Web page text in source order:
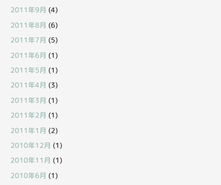
2011年9月 (4)
2011年8月 (6)
2011年7月 (5)
2011年6月 (1)
2011年5月 (1)
2011年4月 (3)
2011年3月 (1)
2011年2月 (1)
2011年1月 (2)
2010年12月 (1)
2010年11月 (1)
2010年6月 (1)